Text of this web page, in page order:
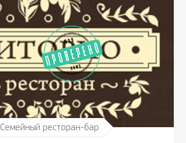
Семейный ресторан-бар